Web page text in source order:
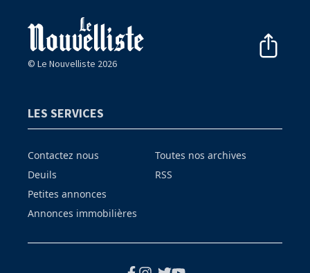
© Le Nouvelliste 2026
LES SERVICES
Contactez nous
Deuils
Petites annonces
Annonces immobilières
Toutes nos archives
RSS